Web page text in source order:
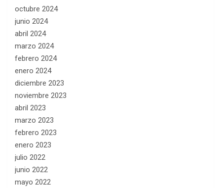
octubre 2024
junio 2024
abril 2024
marzo 2024
febrero 2024
enero 2024
diciembre 2023
noviembre 2023
abril 2023
marzo 2023
febrero 2023
enero 2023
julio 2022
junio 2022
mayo 2022